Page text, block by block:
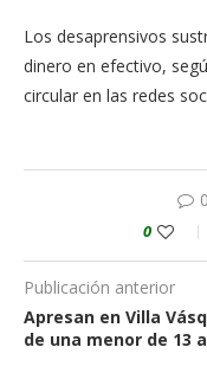
Los desaprensivos
dinero en efectivo,
circular en las redes
0
Publicación anterior
Apresan en Villa
de una menor de 13